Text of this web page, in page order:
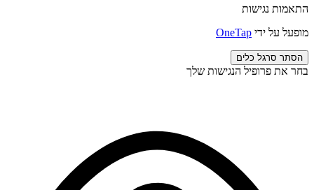
התאמות נגישות
מופעל על ידי OneTap
הסתר סרגל כלים
בחר את פרופיל הנגישות שלך